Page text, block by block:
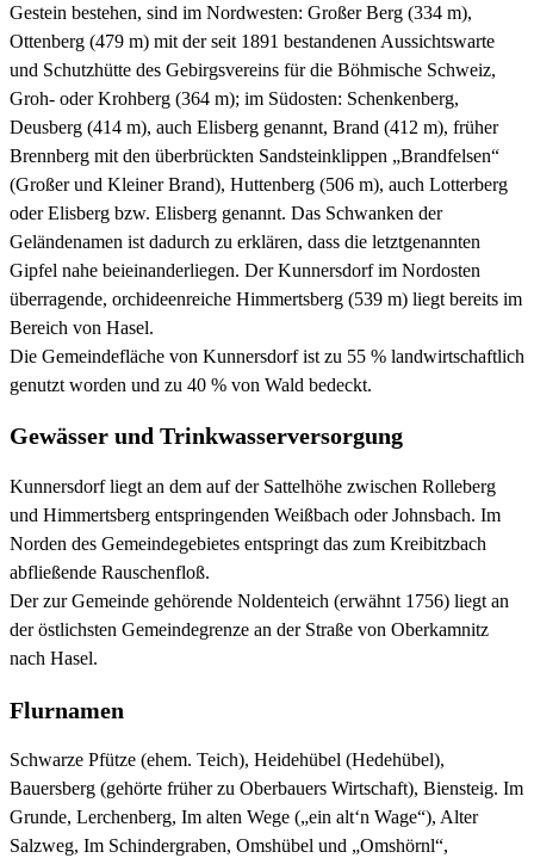
Gestein bestehen, sind im Nordwesten: Großer Berg (334 m),
Ottenberg (479 m) mit der seit 1891 bestandenen Aussichtswarte
und Schutzhütte des Gebirgsvereins für die Böhmische Schweiz,
Groh- oder Krohberg (364 m); im Südosten: Schenkenberg,
Deusberg (414 m), auch Elisberg genannt, Brand (412 m), früher
Brennberg mit den überbrückten Sandsteinklippen „Brandfelsen“
(Großer und Kleiner Brand), Huttenberg (506 m), auch Lotterberg
oder Elisberg bzw. Elisberg genannt. Das Schwanken der
Geländenamen ist dadurch zu erklären, dass die letztgenannten
Gipfel nahe beieinanderliegen. Der Kunnersdorf im Nordosten
überragende, orchideenreiche Himmertsberg (539 m) liegt bereits im
Bereich von Hasel.
Die Gemeindefläche von Kunnersdorf ist zu 55 % landwirtschaftlich
genutzt worden und zu 40 % von Wald bedeckt.
Gewässer und Trinkwasserversorgung
Kunnersdorf liegt an dem auf der Sattelhöhe zwischen Rolleberg
und Himmertsberg entspringenden Weißbach oder Johnsbach. Im
Norden des Gemeindegebietes entspringt das zum Kreibitzbach
abfließende Rauschenfloß.
Der zur Gemeinde gehörende Noldenteich (erwähnt 1756) liegt an
der östlichsten Gemeindegrenze an der Straße von Oberkamnitz
nach Hasel.
Flurnamen
Schwarze Pfütze (ehem. Teich), Heidehübel (Hedehübel),
Bauersberg (gehörte früher zu Oberbauers Wirtschaft), Biensteig. Im
Grunde, Lerchenberg, Im alten Wege („ein alt‘n Wage“), Alter
Salzweg, Im Schindergraben, Omshübel und „Omshörnl“,